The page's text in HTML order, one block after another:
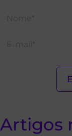
Artigos